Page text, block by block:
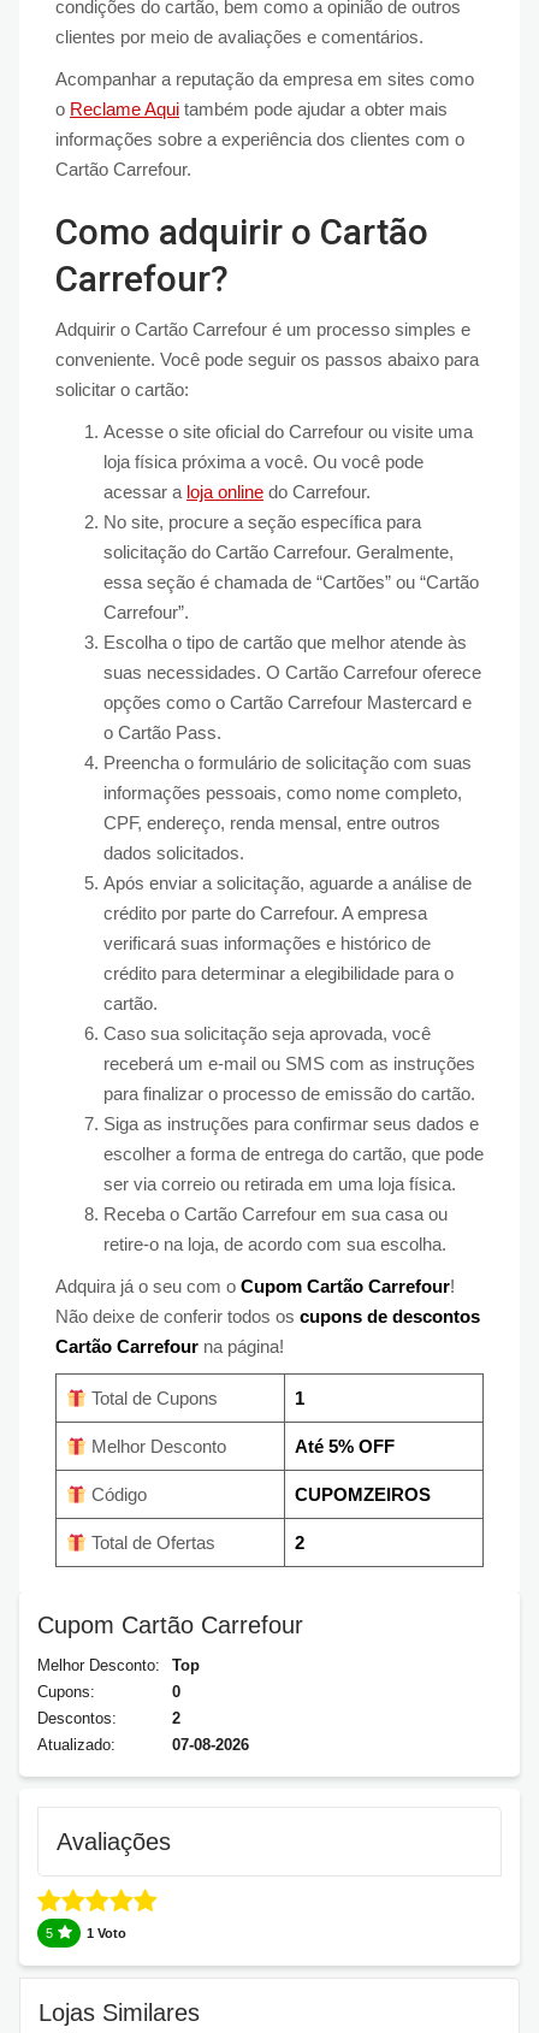
condições do cartão, bem como a opinião de outros
clientes por meio de avaliações e comentários.
Acompanhar a reputação da empresa em sites como
o Reclame Aqui também pode ajudar a obter mais
informações sobre a experiência dos clientes com o
Cartão Carrefour.
Como adquirir o Cartão
Carrefour?
Adquirir o Cartão Carrefour é um processo simples e
conveniente. Você pode seguir os passos abaixo para
solicitar o cartão:
Acesse o site oficial do Carrefour ou visite uma
loja física próxima a você. Ou você pode
acessar a loja online do Carrefour.
No site, procure a seção específica para
solicitação do Cartão Carrefour. Geralmente,
essa seção é chamada de “Cartões” ou “Cartão
Carrefour”.
Escolha o tipo de cartão que melhor atende às
suas necessidades. O Cartão Carrefour oferece
opções como o Cartão Carrefour Mastercard e
o Cartão Pass.
Preencha o formulário de solicitação com suas
informações pessoais, como nome completo,
CPF, endereço, renda mensal, entre outros
dados solicitados.
Após enviar a solicitação, aguarde a análise de
crédito por parte do Carrefour. A empresa
verificará suas informações e histórico de
crédito para determinar a elegibilidade para o
cartão.
Caso sua solicitação seja aprovada, você
receberá um e-mail ou SMS com as instruções
para finalizar o processo de emissão do cartão.
Siga as instruções para confirmar seus dados e
escolher a forma de entrega do cartão, que pode
ser via correio ou retirada em uma loja física.
Receba o Cartão Carrefour em sua casa ou
retire-o na loja, de acordo com sua escolha.
Adquira já o seu com o Cupom Cartão Carrefour!
Não deixe de conferir todos os cupons de descontos
Cartão Carrefour na página!
Total de Cupons 1
Melhor Desconto Até 5% OFF
Código CUPOMZEIROS
Total de Ofertas 2
Cupom Cartão Carrefour
Melhor Desconto:
Top
Cupons:
0
Descontos:
2
Atualizado:
07-08-2026
Avaliações
5 1 Voto
Lojas Similares